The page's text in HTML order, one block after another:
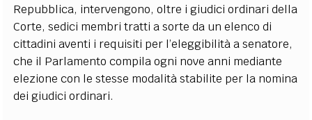
Repubblica, intervengono, oltre i giudici ordinari della
Corte, sedici membri tratti a sorte da un elenco di
cittadini aventi i requisiti per l’eleggibilità a senatore,
che il Parlamento compila ogni nove anni mediante
elezione con le stesse modalità stabilite per la nomina
dei giudici ordinari.